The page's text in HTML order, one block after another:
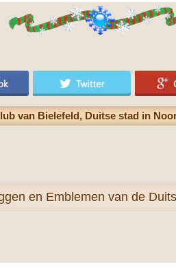
van Bielefeld, Duitse stad in
en Emblemen van de